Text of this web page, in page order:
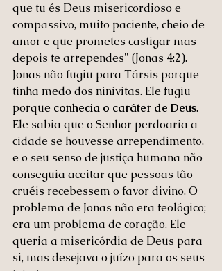
que tu és Deus misericordioso e
compassivo, muito paciente, cheio de
amor e que prometes castigar mas
depois te arrependes" (Jonas 4:2).
Jonas não fugiu para Társis porque
tinha medo dos ninivitas. Ele fugiu
porque conhecia o caráter de Deus.
Ele sabia que o Senhor perdoaria a
cidade se houvesse arrependimento,
e o seu senso de justiça humana não
conseguia aceitar que pessoas tão
cruéis recebessem o favor divino. O
problema de Jonas não era teológico;
era um problema de coração. Ele
queria a misericórdia de Deus para
si, mas desejava o juízo para os seus